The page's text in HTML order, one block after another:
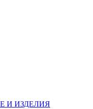
И ИЗДЕЛИЯ